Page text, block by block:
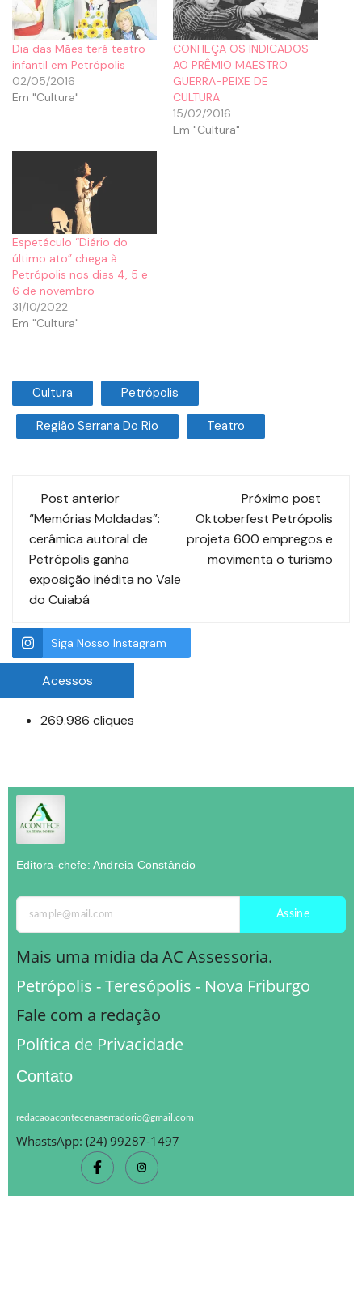
Dia das Mães terá teatro
infantil em Petrópolis
02/05/2016
Em "Cultura"
CONHEÇA OS INDICADOS
AO PRÊMIO MAESTRO
GUERRA-PEIXE DE
CULTURA
15/02/2016
Em "Cultura"
Espetáculo “Diário do
último ato” chega à
Petrópolis nos dias 4, 5 e
6 de novembro
31/10/2022
Em "Cultura"
Cultura Petrópolis
Região Serrana Do Rio Teatro
Post anterior
“Memórias Moldadas”:
cerâmica autoral de
Petrópolis ganha
exposição inédita no Vale
do Cuiabá
Próximo post
Oktoberfest Petrópolis
projeta 600 empregos e
movimenta o turismo
Siga Nosso Instagram
Acessos
269.986 cliques
Editora-chefe: Andreia Constâncio
Assine
Mais uma midia da AC Assessoria.
Petrópolis - Teresópolis - Nova Friburgo
Fale com a redação
Política de Privacidade
Contato
redacaoacontecenaserradorio@gmail.com
WhastsApp: (24) 99287-1497